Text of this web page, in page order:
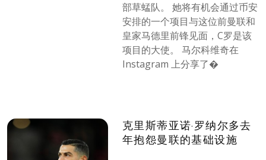
部草蜢队。 她将有机会通过币安
安排的一个项目与这位前曼联和
皇家马德里前锋见面，C罗是该
项目的大使。 马尔科维奇在
Instagram 上分享了�
克里斯蒂亚诺·罗纳尔多去
年抱怨曼联的基础设施